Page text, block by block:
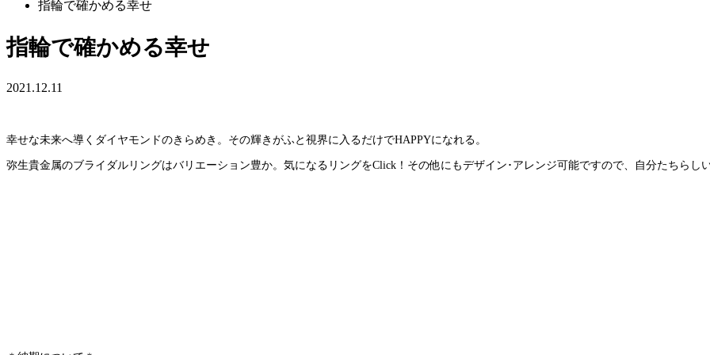
指輪で確かめる幸せ
指輪で確かめる幸せ
2021.12.11
幸せな未来へ導くダイヤモンドのきらめき。その輝きがふと視界に入るだけでHAPPYになれる。
弥生貴金属のブライダルリングはバリエーション豊か。気になるリングをClick！その他にもデザイン･アレンジ可能ですので、自分たちらし